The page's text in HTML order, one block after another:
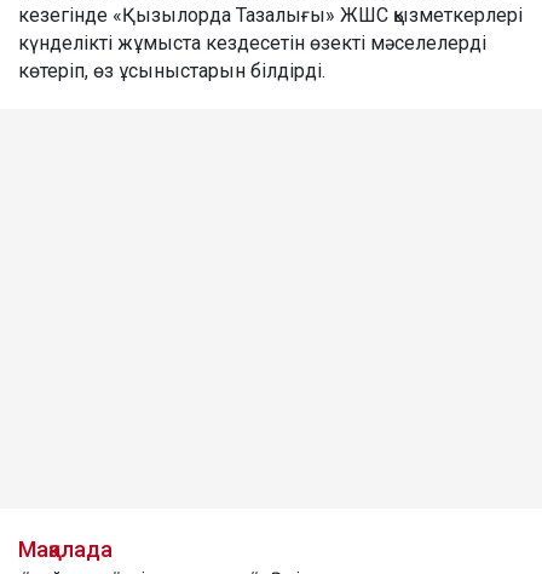
кезегінде «Қызылорда Тазалығы» ЖШС қызметкерлері
күнделікті жұмыста кездесетін өзекті мәселелерді
көтеріп, өз ұсыныстарын білдірді.
Мақалада